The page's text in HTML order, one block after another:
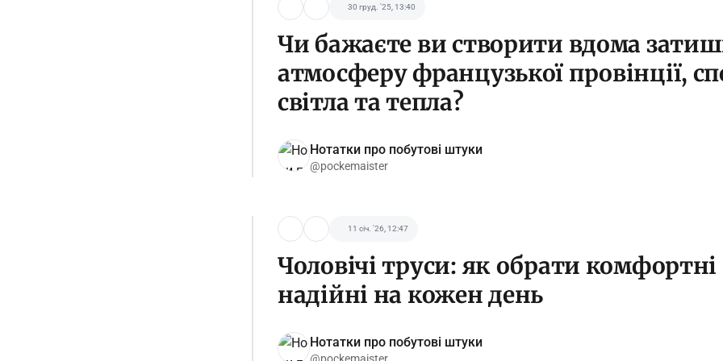
30 груд. '25, 13:40
Чи бажаєте ви створити вдома
атмосферу французької провінції,
світла та тепла?
Нотатки про побутові штуки
@pockemaister
11 січ. '26, 12:47
Чоловічі труси: як обрати комфортні
надійні на кожен день
Нотатки про побутові штуки